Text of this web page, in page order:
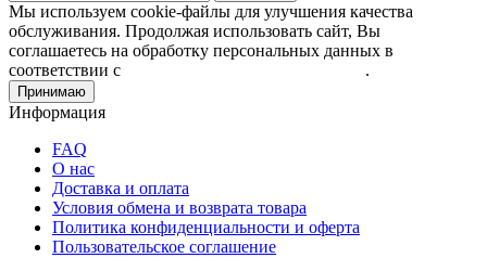
Мы используем cookie-файлы для улучшения качества
обслуживания. Продолжая использовать сайт, Вы
соглашаетесь на обработку персональных данных в
соответствии с
.
Принимаю
Информация
FAQ
О нас
Доставка и оплата
Условия обмена и возврата товара
Политика конфиденциальности и оферта
Пользовательское соглашение